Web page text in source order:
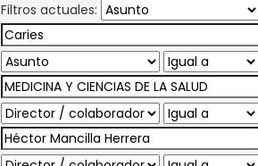
Filtros actuales: